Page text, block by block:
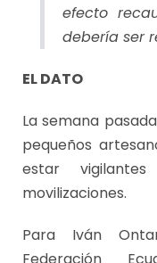
efecto
debería ser
EL DATO
La semana
pequeños
estar
movilizaciones.
Para Iván
Federación